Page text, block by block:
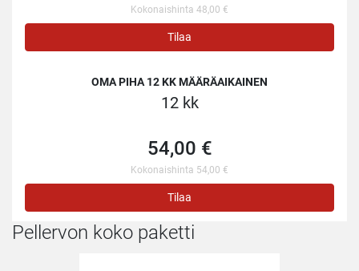
Kokonaishinta 48,00 €
Tilaa
OMA PIHA 12 KK MÄÄRÄAIKAINEN
12 kk
54,00 €
Kokonaishinta 54,00 €
Tilaa
Pellervon koko paketti